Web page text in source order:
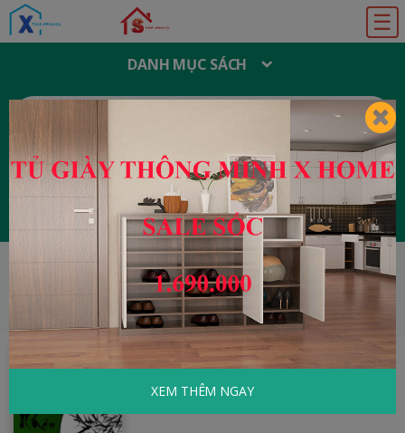
☰
DANH MỤC SÁCH
T
M
I
M
Đăng ký Đăng nhập
HOME Văn Học Việt Nam
Thi Nhân Việt
Nam
XEM THÊM NGAY